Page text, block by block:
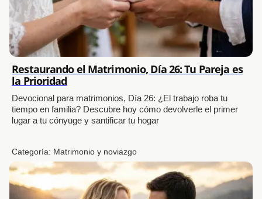
Restaurando el Matrimonio, Día 26: Tu Pareja es
la Prioridad
Devocional para matrimonios, Día 26: ¿El trabajo roba tu
tiempo en familia? Descubre hoy cómo devolverle el primer
lugar a tu cónyuge y santificar tu hogar
Categoría: Matrimonio y noviazgo